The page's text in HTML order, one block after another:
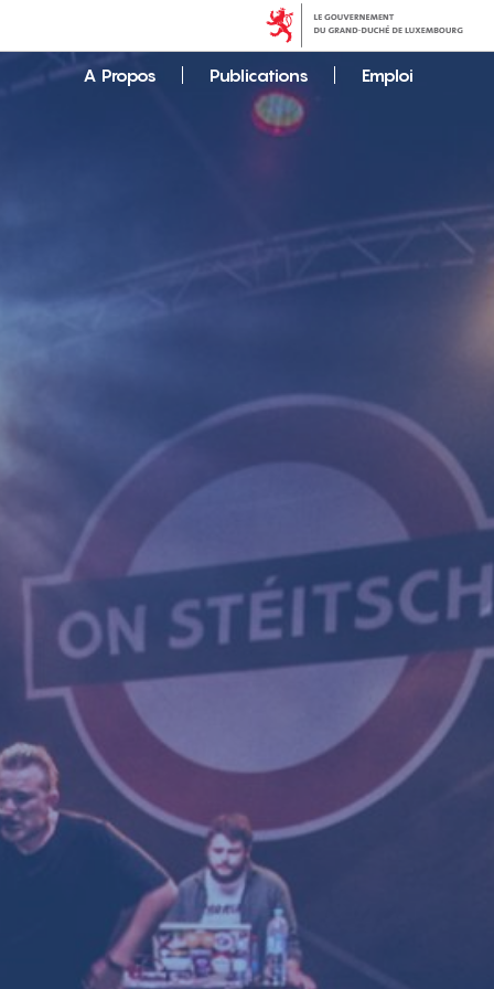
A Propos Publications Emploi